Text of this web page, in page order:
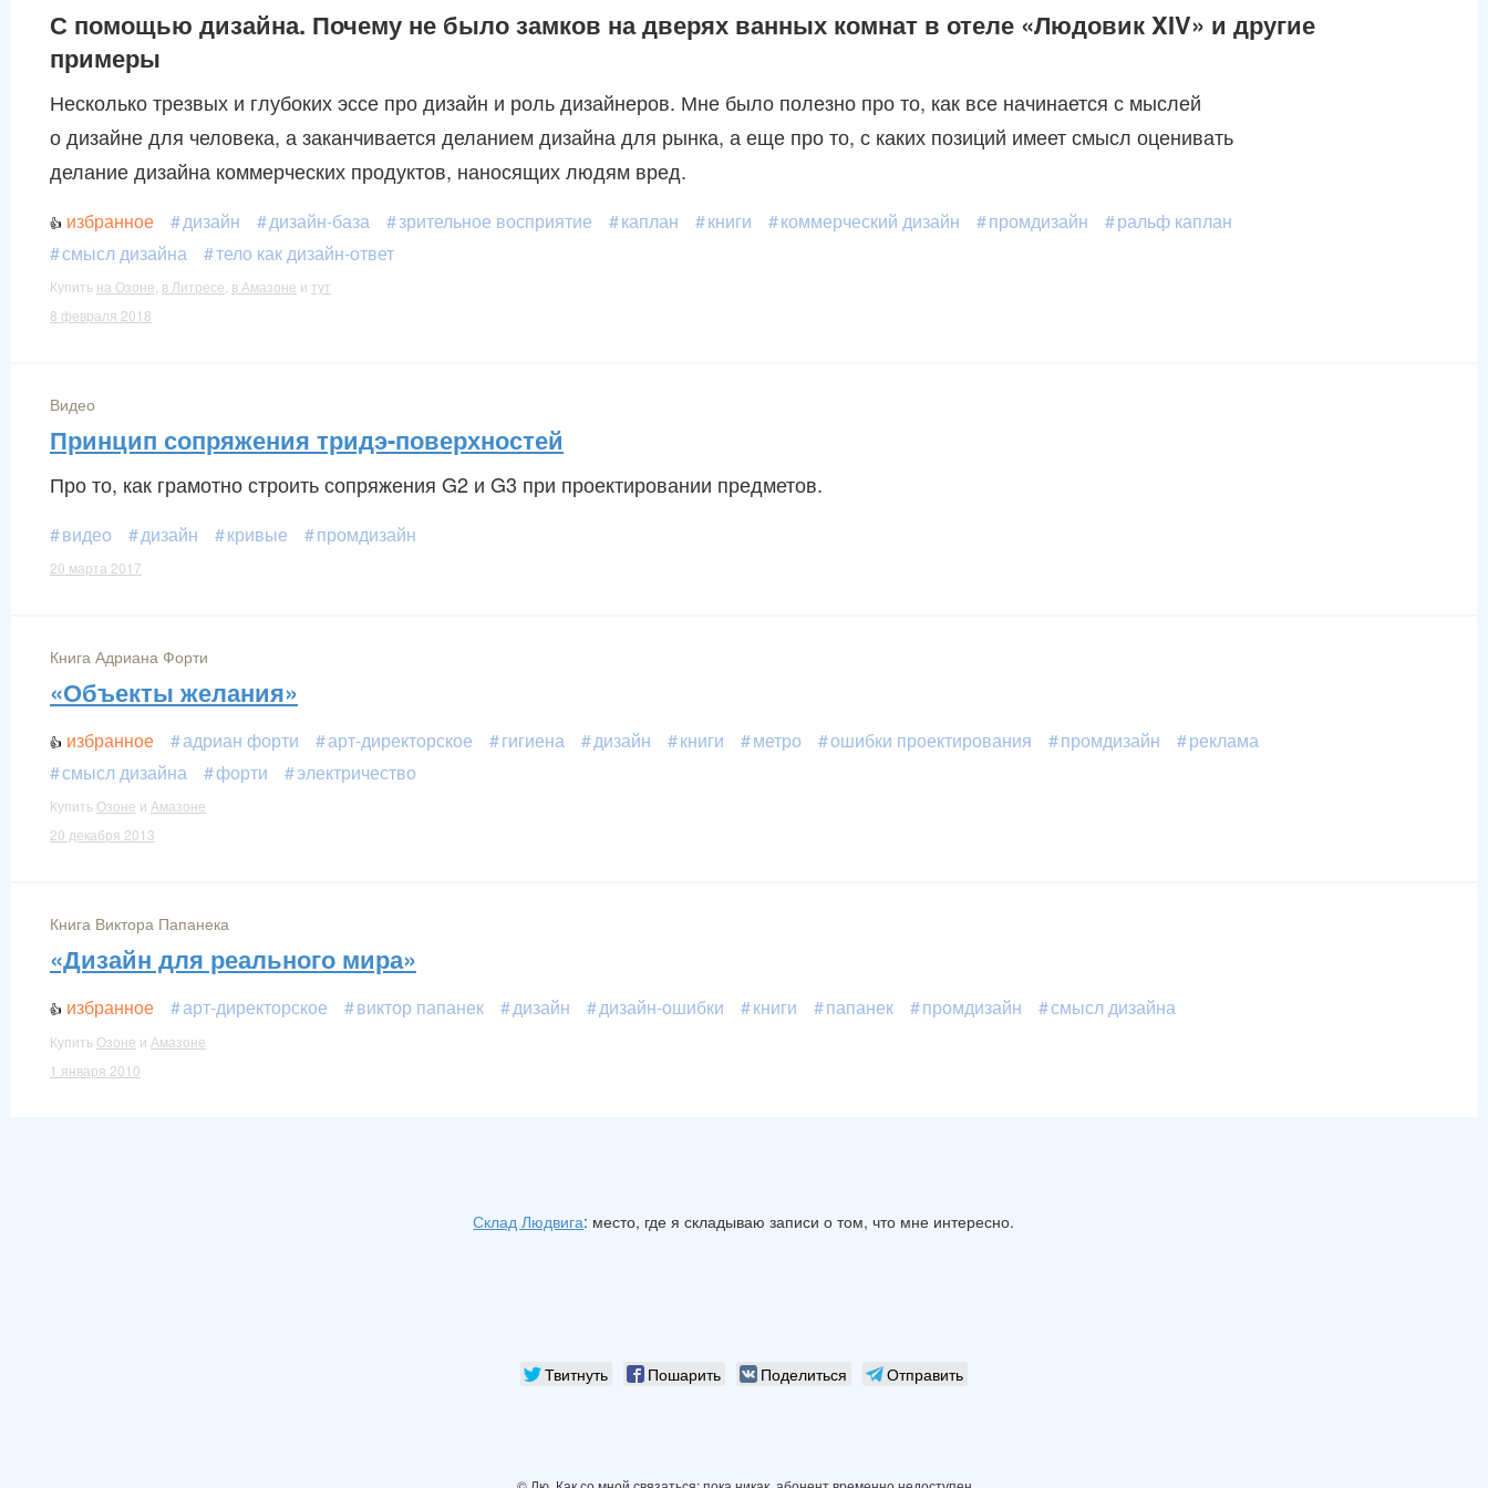
С помощью дизайна. Почему не было замков на дверях ванных комнат в отеле «Людовик XIV» и другие
примеры
Несколько трезвых и глубоких эссе про дизайн и роль дизайнеров. Мне было полезно про то, как все начинается с мыслей
о дизайне для человека, а заканчивается деланием дизайна для рынка, а еще про то, с каких позиций имеет смысл оценивать
делание дизайна коммерческих продуктов, наносящих людям вред.
избранное дизайн дизайн-база зрительное восприятие каплан книги коммерческий дизайн промдизайн
ральф каплан
смысл дизайна
тело как дизайн-ответ
Купить на Озоне в Литресе в Амазоне и тут
8 февраля 2018
Видео
Принцип сопряжения тридэ-поверхностей
Про то, как грамотно строить сопряжения G2 и G3 при проектировании предметов.
видео дизайн кривые промдизайн
20 марта 2017
Книга Адриана Форти
«Объекты желания»
избранное адриан форти арт-директорское гигиена дизайн книги метро ошибки проектирования промдизайн
реклама
смысл дизайна
форти электричество
Купить Озоне и Амазоне
20 декабря 2013
Книга Виктора Папанека
«Дизайн для реального мира»
избранное арт-директорское виктор папанек дизайн дизайн-ошибки книги папанек промдизайн смысл дизайна
Купить Озоне и Амазоне
1 января 2010
Склад Людвига: место, где я складываю записи о том, что мне интересно.
Твитнуть Пошарить Поделиться Отправить